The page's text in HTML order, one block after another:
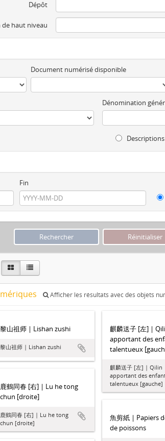
Dépôt
de haut niveau
Document numérisé disponible
Dénomination
Fin
Afficher les résultats avec des objets
黎山祖师 | Lishan zushi
黎山祖师 | Lishan zushi
麒麟送子 [左] |
apportant des
talentueux
麒麟送子 [左] | Qilin
apportant des
talentueux [gauche]
鹿鶴同春 [右] | Lu he tong
chun [droite]
鹿鶴同春 [右] | Lu he tong
chun [droite]
魚剪紙 | Papiers
de poissons